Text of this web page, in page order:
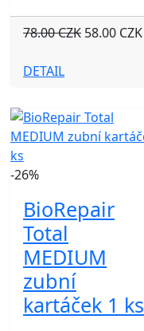
78.00 CZK 58.00 CZK
DETAIL
-26%
BioRepair
Total
MEDIUM
zubní
kartáček 1 ks